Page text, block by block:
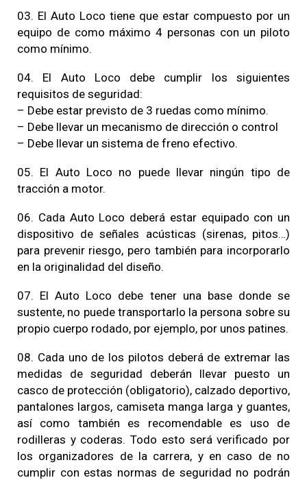
03. El Auto Loco tiene que estar compuesto por un
equipo de como máximo 4 personas con un piloto
como mínimo.
04. El Auto Loco debe cumplir los siguientes
requisitos de seguridad:
– Debe estar previsto de 3 ruedas como mínimo.
– Debe llevar un mecanismo de dirección o control
– Debe llevar un sistema de freno efectivo.
05. El Auto Loco no puede llevar ningún tipo de
tracción a motor.
06. Cada Auto Loco deberá estar equipado con un
dispositivo de señales acústicas (sirenas, pitos…)
para prevenir riesgo, pero también para incorporarlo
en la originalidad del diseño.
07. El Auto Loco debe tener una base donde se
sustente, no puede transportarlo la persona sobre su
propio cuerpo rodado, por ejemplo, por unos patines.
08. Cada uno de los pilotos deberá de extremar las
medidas de seguridad deberán llevar puesto un
casco de protección (obligatorio), calzado deportivo,
pantalones largos, camiseta manga larga y guantes,
así como también es recomendable es uso de
rodilleras y coderas. Todo esto será verificado por
los organizadores de la carrera, y en caso de no
cumplir con estas normas de seguridad no podrán